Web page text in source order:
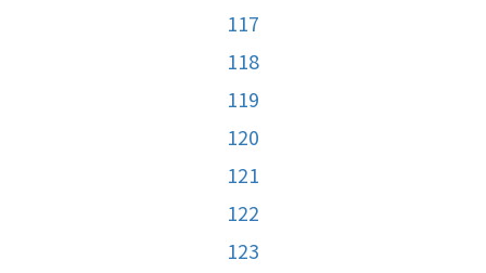
117
118
119
120
121
122
123